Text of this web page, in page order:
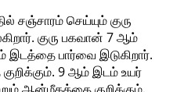
சஞ்சாரம் செய்யும் குரு
குரு பகவான் 7 ஆம்
பார்வை இடுகிறார்.
9 ஆம் இடம் உயர்